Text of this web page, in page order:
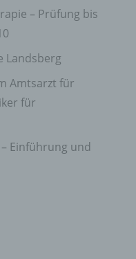
– Prüfung bis
Landsberg
Amtsarzt für
für
Einführung und